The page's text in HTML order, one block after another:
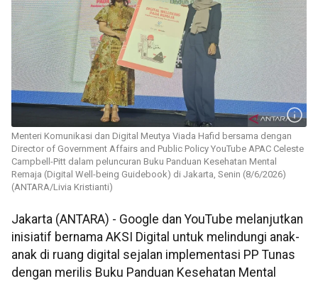
Menteri Komunikasi dan Digital Meutya Viada Hafid bersama dengan
Director of Government Affairs and Public Policy YouTube APAC Celeste
Campbell-Pitt dalam peluncuran Buku Panduan Kesehatan Mental
Remaja (Digital Well-being Guidebook) di Jakarta, Senin (8/6/2026)
(ANTARA/Livia Kristianti)
Jakarta (ANTARA) - Google dan YouTube melanjutkan
inisiatif bernama AKSI Digital untuk melindungi anak-
anak di ruang digital sejalan implementasi PP Tunas
dengan merilis Buku Panduan Kesehatan Mental